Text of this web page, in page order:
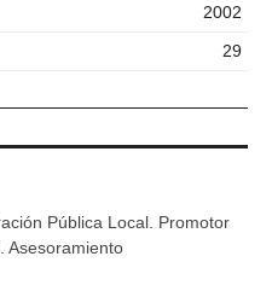
2002
29
Pública Local. Promotor
Asesoramiento